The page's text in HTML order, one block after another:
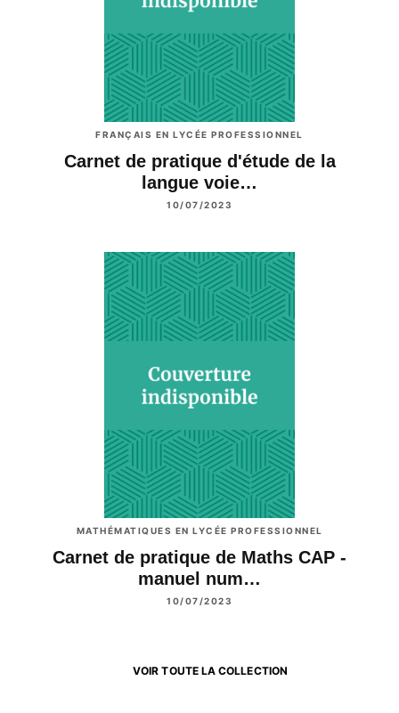
FRANÇAIS EN LYCÉE PROFESSIONNEL
Carnet de pratique d'étude de la
langue voie…
10/07/2023
MATHÉMATIQUES EN LYCÉE PROFESSIONNEL
Carnet de pratique de Maths CAP -
manuel num…
10/07/2023
VOIR TOUTE LA COLLECTION